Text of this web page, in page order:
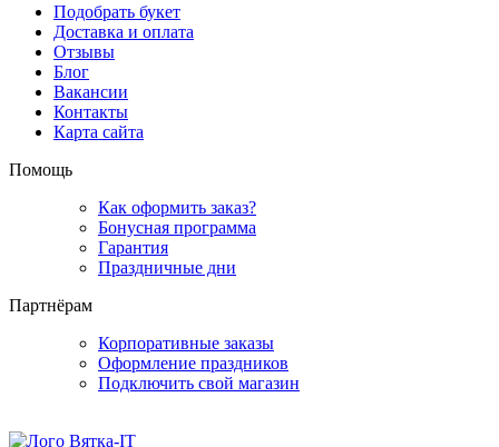
Подобрать букет
Доставка и оплата
Отзывы
Блог
Вакансии
Контакты
Карта сайта
Помощь
Как оформить заказ?
Бонусная программа
Гарантия
Праздничные дни
Партнёрам
Корпоративные заказы
Оформление праздников
Подключить свой магазин